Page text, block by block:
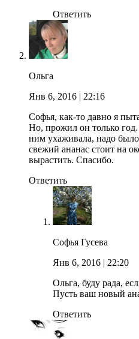
Ответить
Ольга
Янв 6, 2016 | 22:16
Софья, как-то давно я
Но, прожил он только
ним ухаживала, надо
свежий ананас стоит на
вырастить. Спасибо.
Ответить
Софья Гусева
Янв 6, 2016 | 22:20
Ольга, буду рада,
Пусть ваш новый
Ответить